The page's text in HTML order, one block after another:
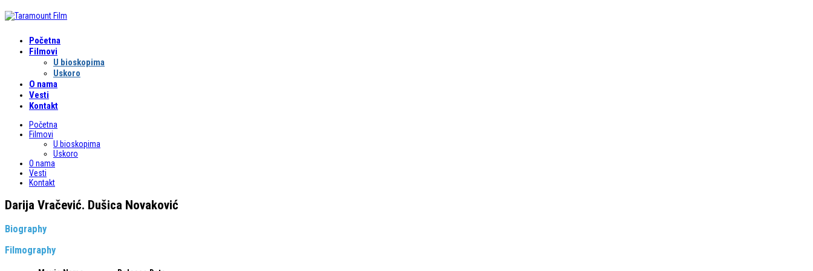
Početna
Filmovi
U bioskopima
Uskoro
O nama
Vesti
Kontakt
Početna
Filmovi
U bioskopima
Uskoro
O nama
Vesti
Kontakt
Darija Vračević. Dušica Novaković
Biography
Filmography